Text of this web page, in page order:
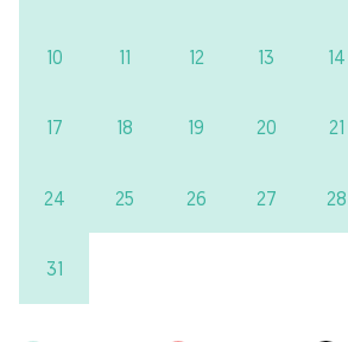
10 11 12 13 14
17 18 19 20 21
24 25 26 27 28
31